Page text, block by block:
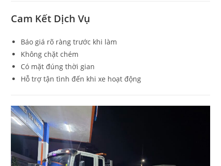
Cam Kết Dịch Vụ
Báo giá rõ ràng trước khi làm
Không chặt chém
Có mặt đúng thời gian
Hỗ trợ tận tình đến khi xe hoạt động